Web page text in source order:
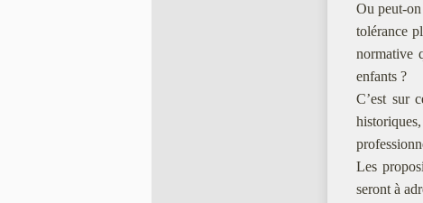
Ou peut-
tolérance
normative
enfants ?
C’est sur
Les
seront à